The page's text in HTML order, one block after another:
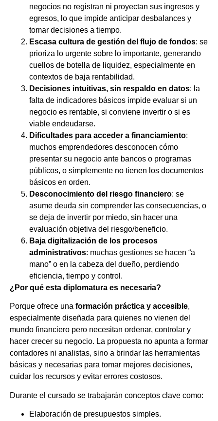
negocios no registran ni proyectan sus ingresos y
egresos, lo que impide anticipar desbalances y
tomar decisiones a tiempo.
Escasa cultura de gestión del flujo de fondos: se
prioriza lo urgente sobre lo importante, generando
cuellos de botella de liquidez, especialmente en
contextos de baja rentabilidad.
Decisiones intuitivas, sin respaldo en datos: la
falta de indicadores básicos impide evaluar si un
negocio es rentable, si conviene invertir o si es
viable endeudarse.
Dificultades para acceder a financiamiento:
muchos emprendedores desconocen cómo
presentar su negocio ante bancos o programas
públicos, o simplemente no tienen los documentos
básicos en orden.
Desconocimiento del riesgo financiero: se
asume deuda sin comprender las consecuencias, o
se deja de invertir por miedo, sin hacer una
evaluación objetiva del riesgo/beneficio.
Baja digitalización de los procesos
administrativos: muchas gestiones se hacen “a
mano” o en la cabeza del dueño, perdiendo
eficiencia, tiempo y control.
¿Por qué esta diplomatura es necesaria?
Porque ofrece una formación práctica y accesible,
especialmente diseñada para quienes no vienen del
mundo financiero pero necesitan ordenar, controlar y
hacer crecer su negocio. La propuesta no apunta a formar
contadores ni analistas, sino a brindar las herramientas
básicas y necesarias para tomar mejores decisiones,
cuidar los recursos y evitar errores costosos.
Durante el cursado se trabajarán conceptos clave como:
Elaboración de presupuestos simples.